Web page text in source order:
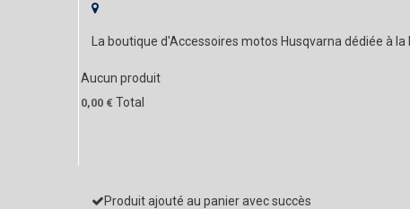
La boutique d'Accessoires motos Husqvarna dédiée à la
Aucun produit
0,00 € Total
Produit ajouté au panier avec succès